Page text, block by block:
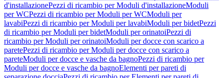
d'installazionePezzi di ricambio per Moduli d'installazioneModuli
per WCPezzi di ricambio per Moduli per WCModuli per
lavabiPezzi di ricambio per Moduli per lavabiModuli per bidetPezzi
di ricambio per Moduli per bidetModuli per orinatoiPezzi di
ricambio per Moduli per orinatoiModuli per docce con scarico a
paretePezzi di ricambio per Moduli per docce con scarico a
pareteModuli per docce e vasche da bagnoPezzi di ricambio per
Moduli per docce e vasche da bagnoElementi per pareti di